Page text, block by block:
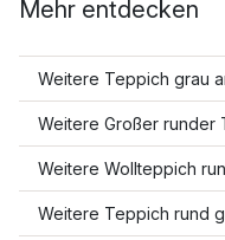
Mehr entdecken
Weitere Teppich grau
Weitere Großer runder
Weitere Wollteppich
Weitere Teppich rund